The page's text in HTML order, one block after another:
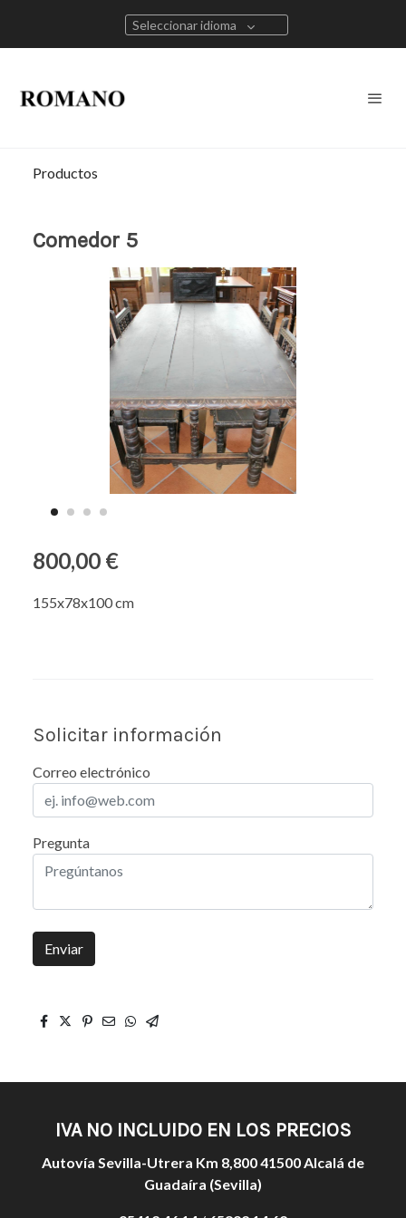
Seleccionar idioma
Productos
Comedor 5
800,00 €
155x78x100 cm
Solicitar información
Correo electrónico
Pregunta
Enviar
IVA NO INCLUIDO EN LOS PRECIOS
Autovía Sevilla-Utrera Km 8,800 41500 Alcalá de
Guadaíra (Sevilla)